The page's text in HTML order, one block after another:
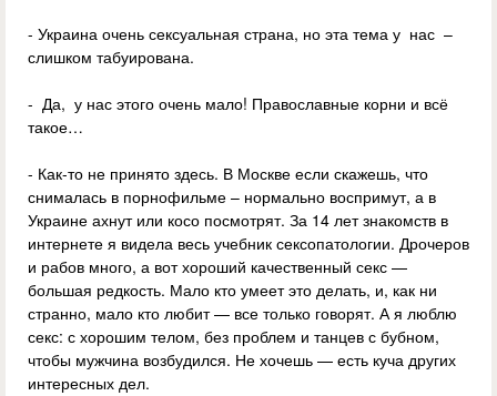
- Украина очень сексуальная страна, но эта тема у нас –
слишком табуирована.
- Да, у нас этого очень мало! Православные корни и всё
такое…
- Как-то не принято здесь. В Москве если скажешь, что
снималась в порнофильме – нормально воспримут, а в
Украине ахнут или косо посмотрят. За 14 лет знакомств в
интернете я видела весь учебник сексопатологии. Дрочеров
и рабов много, а вот хороший качественный секс —
большая редкость. Мало кто умеет это делать, и, как ни
странно, мало кто любит — все только говорят. А я люблю
секс: с хорошим телом, без проблем и танцев с бубном,
чтобы мужчина возбудился. Не хочешь — есть куча других
интересных дел.